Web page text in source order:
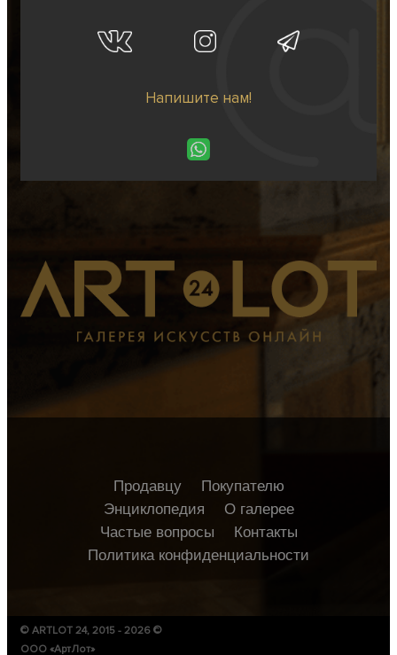
Напишите нам!
Продавцу
Покупателю
Энциклопедия
О галерее
Частые вопросы
Контакты
Политика конфиденциальности
© ARTLOT 24, 2015 - 2026 ©
ООО «АртЛот»